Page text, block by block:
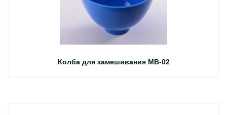
Колба для замешивания MB-02